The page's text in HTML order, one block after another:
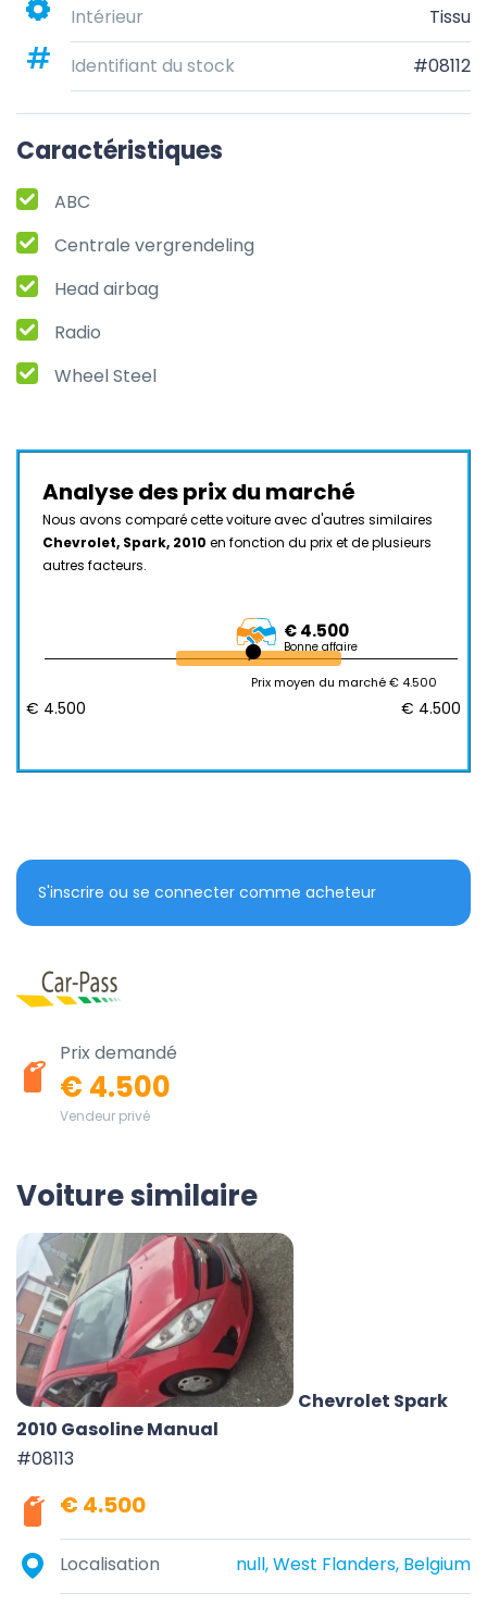
Intérieur
Tissu
Identifiant du stock
#08112
Caractéristiques
ABC
Centrale vergrendeling
Head airbag
Radio
Wheel Steel
Analyse des prix du marché
Nous avons comparé cette voiture avec d'autres similaires
Chevrolet, Spark, 2010 en fonction du prix et de plusieurs
autres facteurs.
€ 4.500
Bonne affaire
Prix moyen du marché € 4.500
€ 4.500 € 4.500
S'inscrire ou se connecter comme acheteur
Prix demandé
€ 4.500
Vendeur privé
Voiture similaire
Chevrolet Spark
2010 Gasoline Manual
#08113
€ 4.500
Localisation null, West Flanders, Belgium